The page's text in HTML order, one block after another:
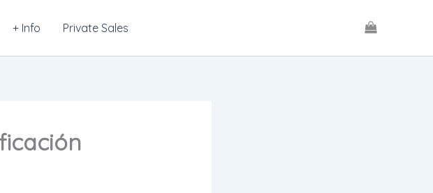
+ Info Private Sales